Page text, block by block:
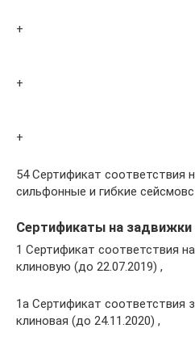
+
+
+
54 Сертификат соответствия
сильфонные и гибкие
Сертификаты на
1 Сертификат соответствия
клиновую (до 22.07.2019) ,
1а Сертификат соответствия
клиновая (до 24.11.2020) ,